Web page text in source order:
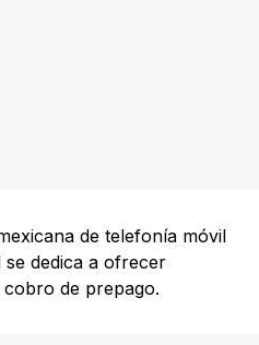
de telefonía móvil
se dedica a ofrecer
cobro de prepago.